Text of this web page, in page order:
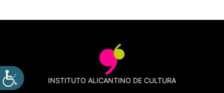
INSTITUTO ALICANTINO DE CULTURA